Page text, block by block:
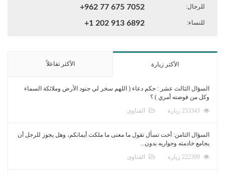
للرجال: +962 77 675 7052
للنساء: +1 202 913 6892
الأكثر زيارة الأكثر تفاعلاً
السؤال الثالث عشر : حكم دعاء ( اللهم سخر لي جنود الأرض وملائكة السماء
وكل من فوضته أمري ) ؟
الفتاوى
السؤال الثامن: أخت تسأل تقول ما معنى ما ملكت أيمانكم، وهل يجوز للرجل أن
يجامع خادمته وجواريه بدون...
الفتاوى